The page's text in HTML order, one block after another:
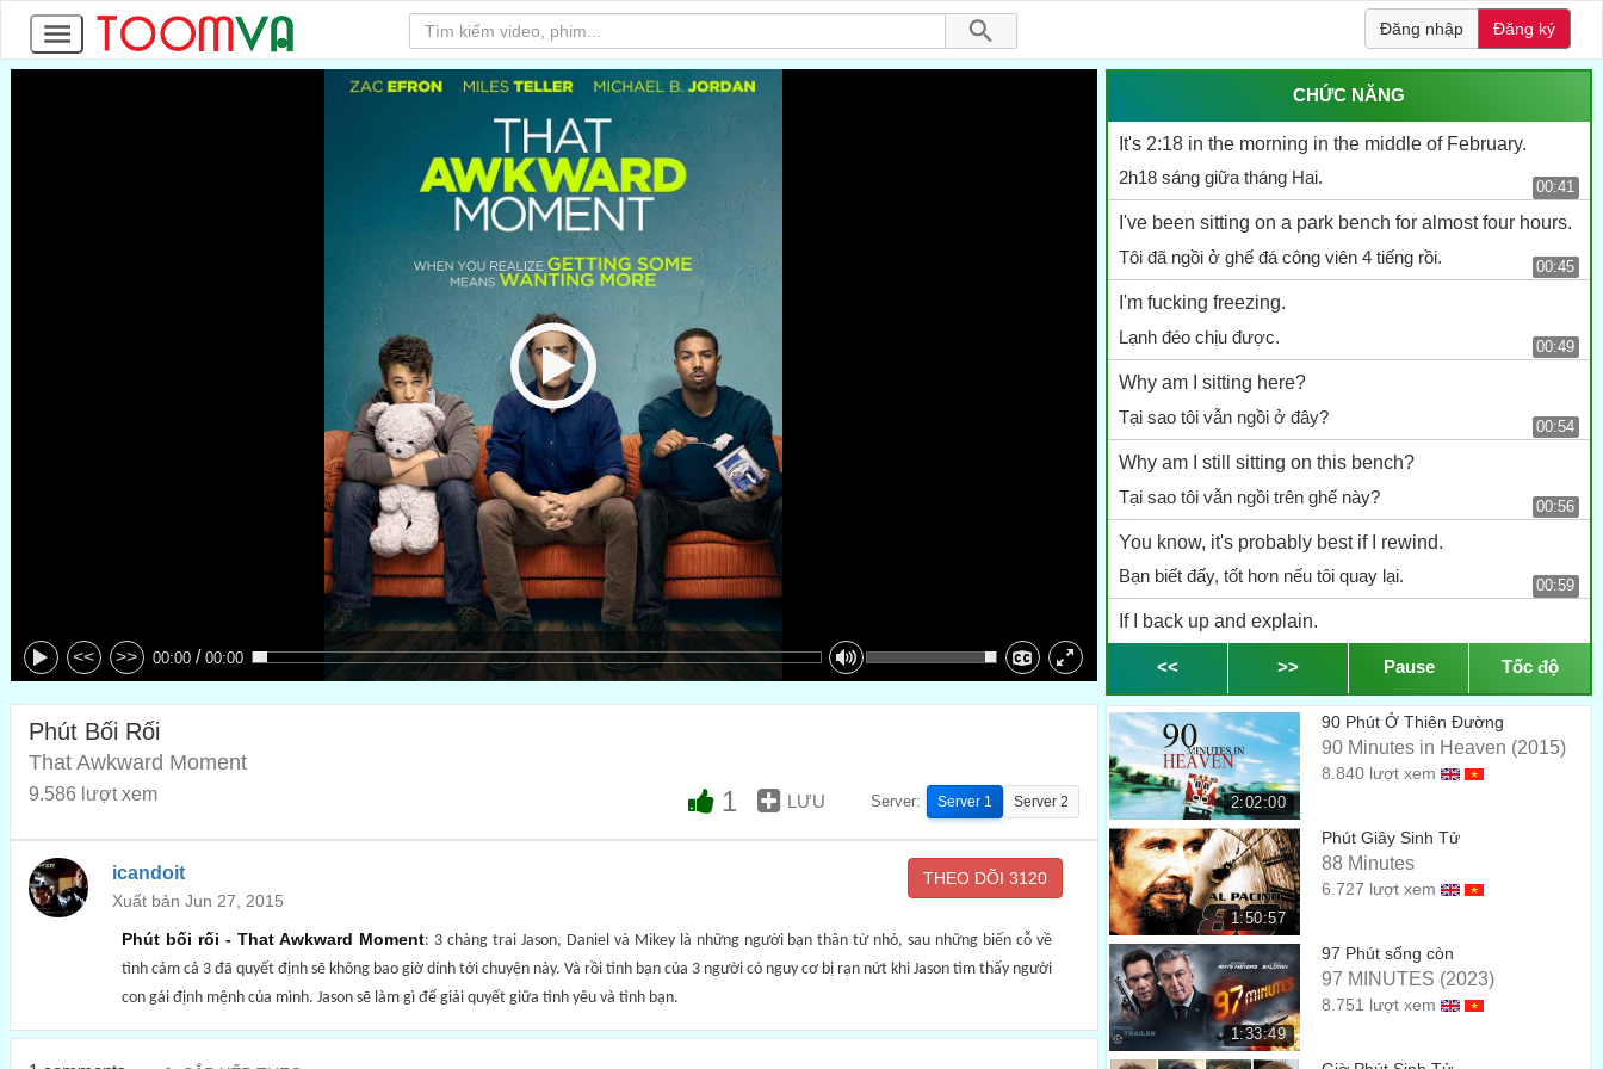
Đăng nhập Đăng ký
<< >> 00:00 / 00:00
CHỨC NĂNG
It's 2:18 in the morning in the middle of February.
2h18 sáng giữa tháng Hai.
00:41
I've been sitting on a park bench for almost four hours.
Tôi đã ngồi ở ghế đá công viên 4 tiếng rồi.
00:45
I'm fucking freezing.
Lạnh đéo chịu được.
00:49
Why am I sitting here?
Tại sao tôi vẫn ngồi ở đây?
00:54
Why am I still sitting on this bench?
Tại sao tôi vẫn ngồi trên ghế này?
00:56
You know, it's probably best if I rewind.
Bạn biết đấy, tốt hơn nếu tôi quay lại.
00:59
If I back up and explain.
01:01
Every relationship arrives at a critical moment,
Mọi sự quan hệ đều diễn ra lúc quan trọng,
01:05
a juncture,
thời cơ,
between moving forward and moving on.
giữa việc đi lùi và tiến tới.
I call that moment the "so."
Tôi gọi khoảng khắc đó là "vậy"
So...
Vậy...
<< >> Pause Tốc độ
Phút Bối Rối
That Awkward Moment
9.586 lượt xem 1 LƯU Server: Server 1 Server 2
icandoit
Xuất bản Jun 27, 2015
THEO DÕI 3120
Phút bối rối - That Awkward Moment: 3 chàng trai Jason, Daniel và Mikey là những người bạn thân từ nhỏ, sau những biến cỗ về
tình cảm cả 3 đã quyết định sẽ không bao giờ dính tới chuyện này. Và rồi tình bạn của 3 người có nguy cơ bị rạn nứt khi Jason tìm thấy người
con gái định mệnh của mình. Jason sẽ làm gì để giải quyết giữa tình yêu và tình bạn.
2:02:00
90 Phút Ở Thiên Đường
90 Minutes in Heaven (2015)
8.840 lượt xem
1:50:57
Phút Giây Sinh Tử
88 Minutes
6.727 lượt xem
1:33:49
97 Phút sống còn
97 MINUTES (2023)
8.751 lượt xem